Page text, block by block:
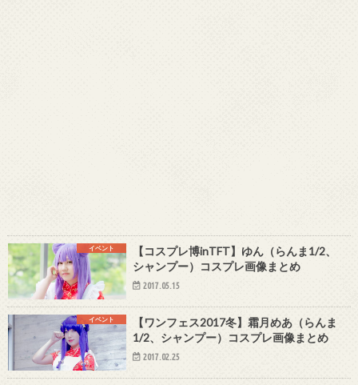
イベント
【コスプレ博inTFT】ゆん（らんま1/2、
シャンプー）コスプレ画像まとめ
2017.05.15
イベント
【ワンフェス2017冬】霜月めあ（らんま
1/2、シャンプー）コスプレ画像まとめ
2017.02.25